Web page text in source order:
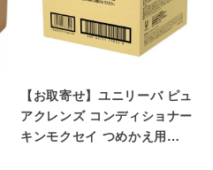
【お取寄せ】ユニリーバ ピュ
アクレンズ コンディショナー
キンモクセイ つめかえ用